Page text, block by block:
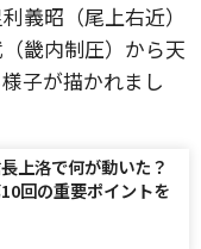
義昭（尾上右近）
畿内制圧）から天
子が描かれまし
上洛で何が動いた？
回の重要ポイントを